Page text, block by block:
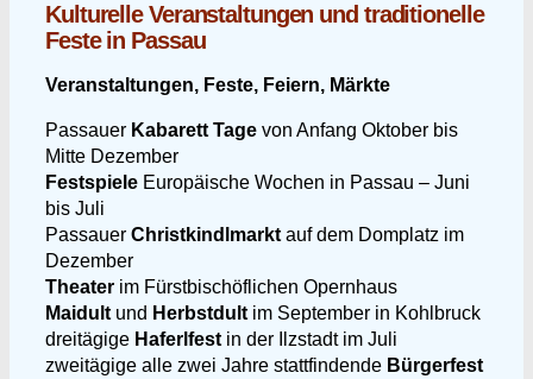
Kulturelle Veranstaltungen und traditionelle
Feste in Passau
Veranstaltungen, Feste, Feiern, Märkte
Passauer Kabarett Tage von Anfang Oktober bis
Mitte Dezember
Festspiele Europäische Wochen in Passau – Juni
bis Juli
Passauer Christkindlmarkt auf dem Domplatz im
Dezember
Theater im Fürstbischöflichen Opernhaus
Maidult und Herbstdult im September in Kohlbruck
dreitägige Haferlfest in der Ilzstadt im Juli
zweitägige alle zwei Jahre stattfindende Bürgerfest